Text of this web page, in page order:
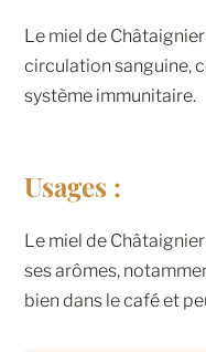
Le miel de
circulation sanguine,
système immunitaire.
Usages :
Le miel de
ses arômes,
bien dans le café et